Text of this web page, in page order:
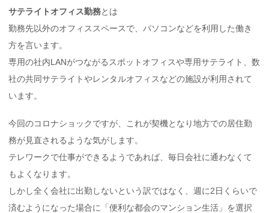
サテライトオフィス勤務とは
勤務先以外のオフィススペースで、パソコンなどを利用した働き
方を言います。
専用の社内LANがつながるスポットオフィスや専用サテライト、数
社の共同サテライトやレンタルオフィスなどの施設が利用されて
います。
今回のコロナショックですが、これが契機となり地方での居住勤
務が見直されるような気がします。
テレワークで仕事ができるようであれば、毎日会社に通わなくて
もよくなります。
しかし全く会社に出勤しないという訳ではなく、週に2日くらいで
済むようになった場合に「便利な都会のマンション生活」を選択